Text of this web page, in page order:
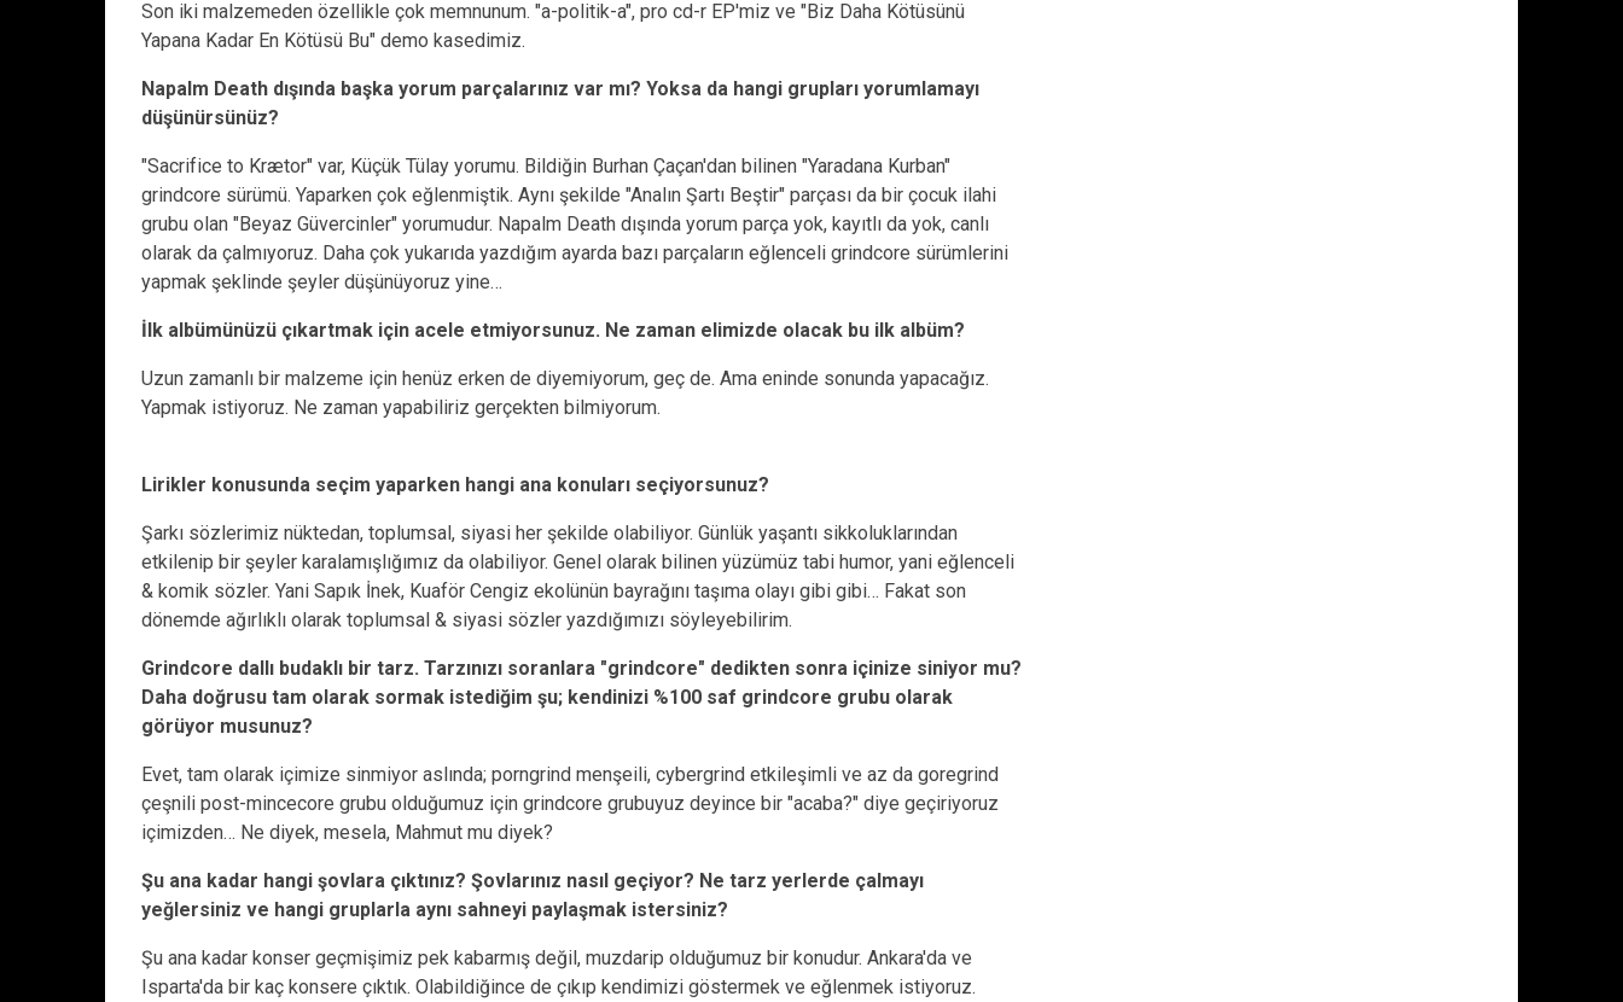
Son iki malzemeden özellikle çok memnunum. "a-politik-a", pro cd-r EP'miz ve "Biz Daha Kötüsünü
Yapana Kadar En Kötüsü Bu" demo kasedimiz.
Napalm Death dışında başka yorum parçalarınız var mı? Yoksa da hangi grupları yorumlamayı
düşünürsünüz?
"Sacrifice to Krætor" var, Küçük Tülay yorumu. Bildiğin Burhan Çaçan'dan bilinen "Yaradana Kurban"
grindcore sürümü. Yaparken çok eğlenmiştik. Aynı şekilde "Analın Şartı Beştir" parçası da bir çocuk ilahi
grubu olan "Beyaz Güvercinler" yorumudur. Napalm Death dışında yorum parça yok, kayıtlı da yok, canlı
olarak da çalmıyoruz. Daha çok yukarıda yazdığım ayarda bazı parçaların eğlenceli grindcore sürümlerini
yapmak şeklinde şeyler düşünüyoruz yine…
İlk albümünüzü çıkartmak için acele etmiyorsunuz. Ne zaman elimizde olacak bu ilk albüm?
Uzun zamanlı bir malzeme için henüz erken de diyemiyorum, geç de. Ama eninde sonunda yapacağız.
Yapmak istiyoruz. Ne zaman yapabiliriz gerçekten bilmiyorum.
Lirikler konusunda seçim yaparken hangi ana konuları seçiyorsunuz?
Şarkı sözlerimiz nüktedan, toplumsal, siyasi her şekilde olabiliyor. Günlük yaşantı sikkoluklarından
etkilenip bir şeyler karalamışlığımız da olabiliyor. Genel olarak bilinen yüzümüz tabi humor, yani eğlenceli
& komik sözler. Yani Sapık İnek, Kuaför Cengiz ekolünün bayrağını taşıma olayı gibi gibi… Fakat son
dönemde ağırlıklı olarak toplumsal & siyasi sözler yazdığımızı söyleyebilirim.
Grindcore dallı budaklı bir tarz. Tarzınızı soranlara "grindcore" dedikten sonra içinize siniyor mu?
Daha doğrusu tam olarak sormak istediğim şu; kendinizi %100 saf grindcore grubu olarak
görüyor musunuz?
Evet, tam olarak içimize sinmiyor aslında; porngrind menşeili, cybergrind etkileşimli ve az da goregrind
çeşnili post-mincecore grubu olduğumuz için grindcore grubuyuz deyince bir "acaba?" diye geçiriyoruz
içimizden… Ne diyek, mesela, Mahmut mu diyek?
Şu ana kadar hangi şovlara çıktınız? Şovlarınız nasıl geçiyor? Ne tarz yerlerde çalmayı
yeğlersiniz ve hangi gruplarla aynı sahneyi paylaşmak istersiniz?
Şu ana kadar konser geçmişimiz pek kabarmış değil, muzdarip olduğumuz bir konudur. Ankara'da ve
Isparta'da bir kaç konsere çıktık. Olabildiğince de çıkıp kendimizi göstermek ve eğlenmek istiyoruz.